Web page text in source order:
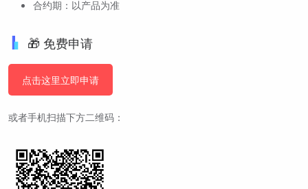
合约期：以产品为准
🎁 免费申请
点击这里立即申请
或者手机扫描下方二维码：